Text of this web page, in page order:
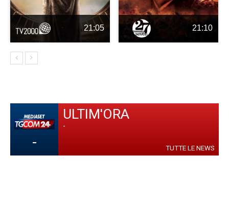
21:05 21:10
-
ULTIM'ORA
-
TUTTE LE NEWS